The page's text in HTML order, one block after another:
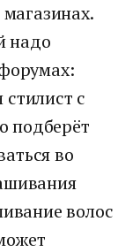
надо
с
подберёт
во
волос